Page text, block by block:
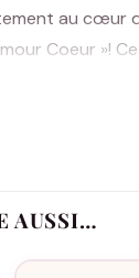
au cœur
Coeur »!
« spécial
le Sweat
C’est une
cadeau un
AUSSI…